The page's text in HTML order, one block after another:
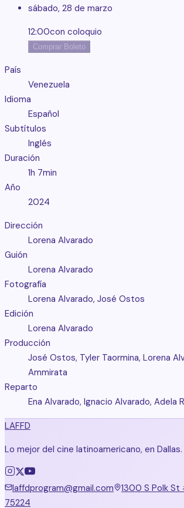
sábado, 28 de marzo
12:00con coloquio
Comprar Boleto
País
Venezuela
Idioma
Español
Subtítulos
Inglés
Duración
1h 7min
Año
2024
Dirección
Lorena Alvarado
Guión
Lorena Alvarado
Fotografía
Lorena Alvarado, José Ostos
Edición
Lorena Alvarado
Producción
José Ostos, Tyler Taormina, Lorena
Ammirata
Reparto
Ena Alvarado, Ignacio Alvarado, Adela
LAFFD
Lo mejor del cine latinoamericano, en Dallas.
laffdprogram@gmail.com
1300 S Polk St
75224